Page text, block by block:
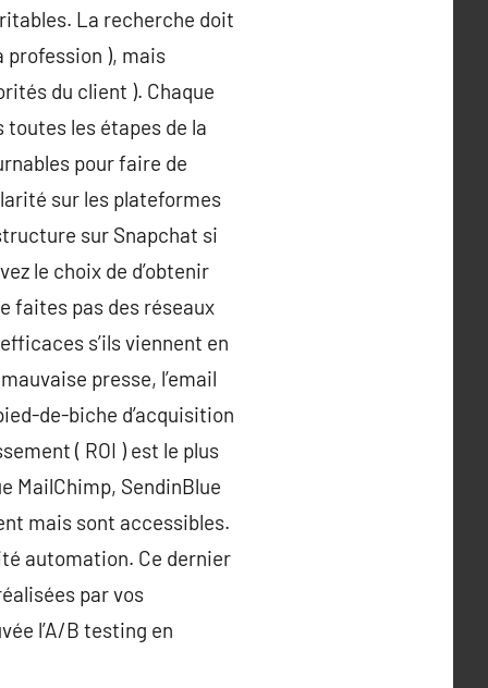
La recherche doit
profession ), mais
du client ). Chaque
les étapes de la
pour faire de
sur les plateformes
sur Snapchat si
le choix de d’obtenir
faites pas des réseaux
s’ils viennent en
presse, l’email
de-biche d’acquisition
( ROI ) est le plus
MailChimp, SendinBlue
mais sont accessibles.
automation. Ce dernier
par vos
l’A/B testing en